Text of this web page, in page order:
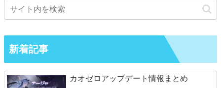
新着記事
カオゼロアップデート情報まとめ